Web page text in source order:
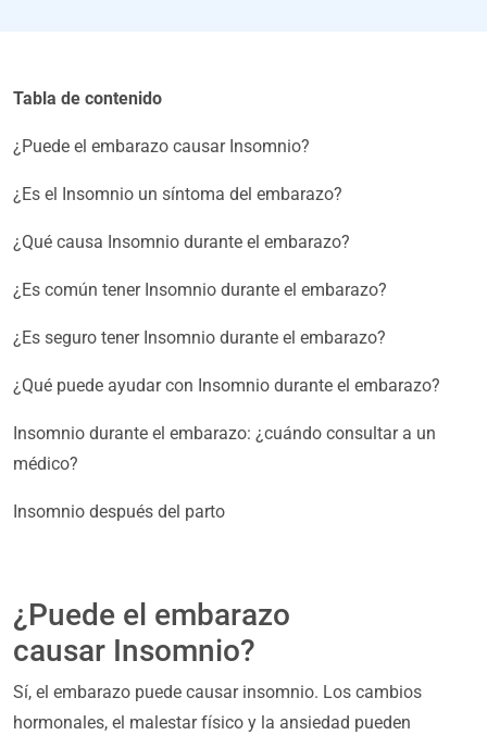
Tabla de contenido
¿Puede el embarazo causar Insomnio?
¿Es el Insomnio un síntoma del embarazo?
¿Qué causa Insomnio durante el embarazo?
¿Es común tener Insomnio durante el embarazo?
¿Es seguro tener Insomnio durante el embarazo?
¿Qué puede ayudar con Insomnio durante el embarazo?
Insomnio durante el embarazo: ¿cuándo consultar a un
médico?
Insomnio después del parto
¿Puede el embarazo
causar Insomnio?
Sí, el embarazo puede causar insomnio. Los cambios
hormonales, el malestar físico y la ansiedad pueden